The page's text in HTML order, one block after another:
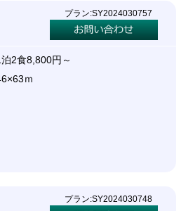
プラン:SY2024030757
泊2食8,800円～
ｍ
プラン:SY2024030748